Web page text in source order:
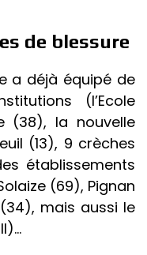
de blessure
a déjà équipé de
(l’Ecole
(38), la nouvelle
(13), 9 crèches
établissements
(69), Pignan
mais aussi le